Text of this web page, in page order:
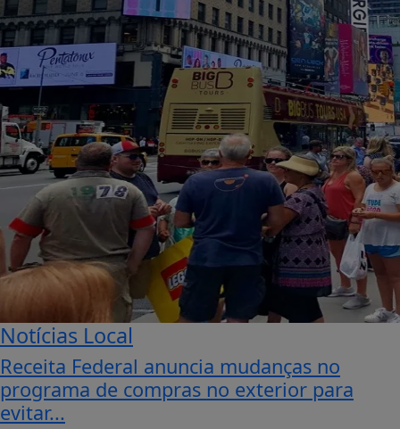
Notícias Local
Receita Federal anuncia mudanças no
programa de compras no exterior para
evitar...